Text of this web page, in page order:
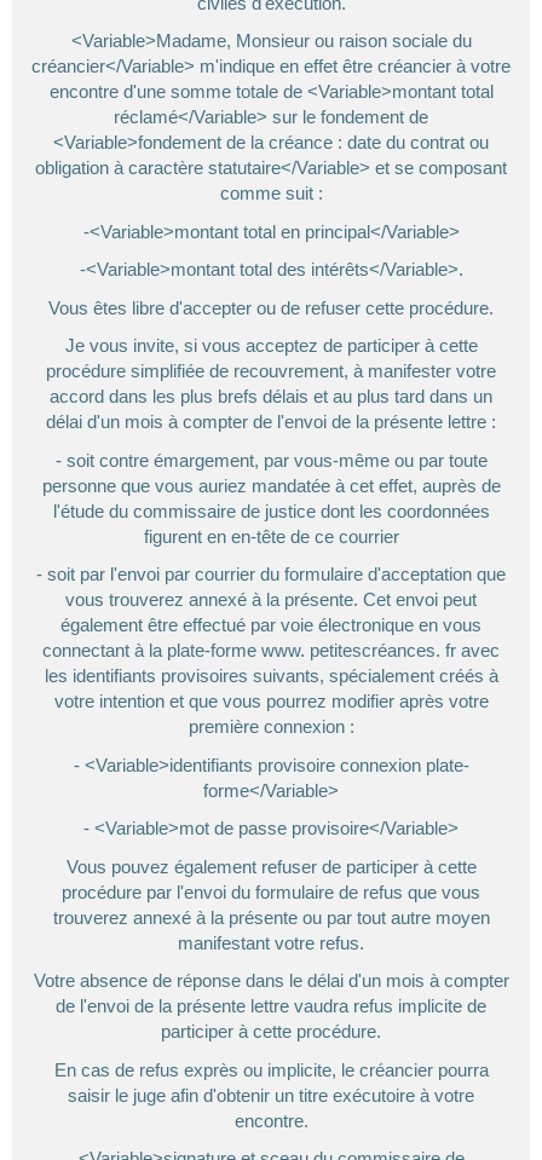
<Variable>Madame, Monsieur ou raison sociale du
créancier</Variable> m'indique en effet être créancier à votre
encontre d'une somme totale de <Variable>montant total
réclamé</Variable> sur le fondement de
<Variable>fondement de la créance : date du contrat ou
obligation à caractère statutaire</Variable> et se composant
comme suit :
-<Variable>montant total en principal</Variable>
-<Variable>montant total des intérêts</Variable>.
Vous êtes libre d'accepter ou de refuser cette procédure.
Je vous invite, si vous acceptez de participer à cette
procédure simplifiée de recouvrement, à manifester votre
accord dans les plus brefs délais et au plus tard dans un
délai d'un mois à compter de l'envoi de la présente lettre :
- soit contre émargement, par vous-même ou par toute
personne que vous auriez mandatée à cet effet, auprès de
l'étude du commissaire de justice dont les coordonnées
figurent en en-tête de ce courrier
- soit par l'envoi par courrier du formulaire d'acceptation que
vous trouverez annexé à la présente. Cet envoi peut
également être effectué par voie électronique en vous
connectant à la plate-forme www. petitescréances. fr avec
les identifiants provisoires suivants, spécialement créés à
votre intention et que vous pourrez modifier après votre
première connexion :
- <Variable>identifiants provisoire connexion plate-
forme</Variable>
- <Variable>mot de passe provisoire</Variable>
Vous pouvez également refuser de participer à cette
procédure par l'envoi du formulaire de refus que vous
trouverez annexé à la présente ou par tout autre moyen
manifestant votre refus.
Votre absence de réponse dans le délai d'un mois à compter
de l'envoi de la présente lettre vaudra refus implicite de
participer à cette procédure.
En cas de refus exprès ou implicite, le créancier pourra
saisir le juge afin d'obtenir un titre exécutoire à votre
encontre.